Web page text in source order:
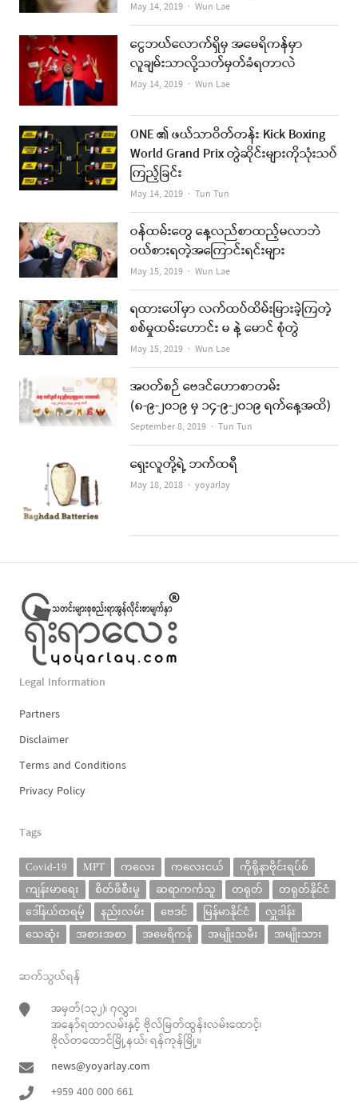
May 14, 2019 Author
Wun Lae
ငွေဘယ်လောက်ရှိမှ အမေရိကန်မှာ
လူချမ်းသာလို့သတ်မှတ်ခံရတာလဲ
May 14, 2019 Author
Wun Lae
ONE ၏ ဖယ်သာဝိတ်တန်း Kick Boxing
World Grand Prix တွဲဆိုင်းများကိုသုံးသပ်
ကြည့်ခြင်း
May 14, 2019 Author
Tun Tun
ဝန်ထမ်းတွေ နေ့လည်စာထည့်မလာဘဲ
ဝယ်စားရတဲ့အကြောင်းရင်းများ
May 15, 2019 Author
Wun Lae
ရထားပေါ်မှာ လက်ထပ်ထိမ်းမြားခဲ့ကြတဲ့
စစ်မှုထမ်းဟောင်း မ နဲ့ မောင် စုံတွဲ
May 15, 2019 Author
Wun Lae
အပတ်စဉ် ဗေဒင်ဟောစာတမ်း
(၈-၉-၂၀၁၉ မှ ၁၄-၉-၂၀၁၉ ရက်နေ့အထိ)
September 8, 2019 Author
Tun Tun
ရှေးလူတို့ရဲ့ ဘက်ထရီ
May 18, 2018 Author
yoyarlay
Legal Information
Partners
Disclaimer
Terms and Conditions
Privacy Policy
Tags
Covid-19 MPT ကလေး ကလေးငယ်
ကိုရိုနာဗိုင်းရပ်စ်
ကျန်းမာရေး
စိတ်ဖိစီးမှု ဆရာကင်္ကသူ တရုတ်
တရုတ်နိုင်ငံ
ဒေါ်နယ်ထရမ့်
နည်းလမ်း ဗေဒင် မြန်မာနိုင်ငံ
လှူဒါန်း
သေဆုံး
အစားအစာ အမေရိကန် အမျိုးသမီး အမျိုးသား
ဆက်သွယ်ရန်
အမှတ်(၁၃၂)၊ ၇လွှာ၊
အနော်ရထာလမ်းနှင့် ဗိုလ်မြတ်ထွန်းလမ်းထောင့်၊
ဗိုလ်တထောင်မြို့နယ်၊ ရန်ကုန်မြို့။
news@yoyarlay.com
+959 400 000 661